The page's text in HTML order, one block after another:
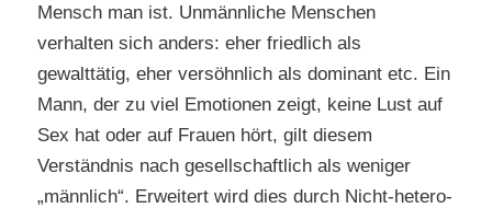
Mensch man ist. Unmännliche Menschen
verhalten sich anders: eher friedlich als
gewalttätig, eher versöhnlich als dominant etc. Ein
Mann, der zu viel Emotionen zeigt, keine Lust auf
Sex hat oder auf Frauen hört, gilt diesem
Verständnis nach gesellschaftlich als weniger
„männlich“. Erweitert wird dies durch Nicht-hetero-